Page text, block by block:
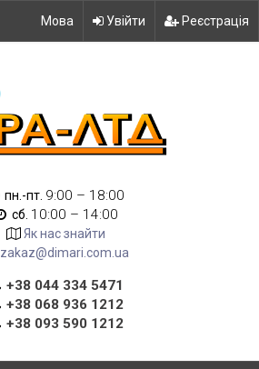
Мова Увійти Реєстрація
пн.-пт. 9:00 – 18:00
сб. 10:00 – 14:00
Як нас знайти
zakaz@dimari.com.ua
+38 044 334 5471
+38 068 936 1212
+38 093 590 1212